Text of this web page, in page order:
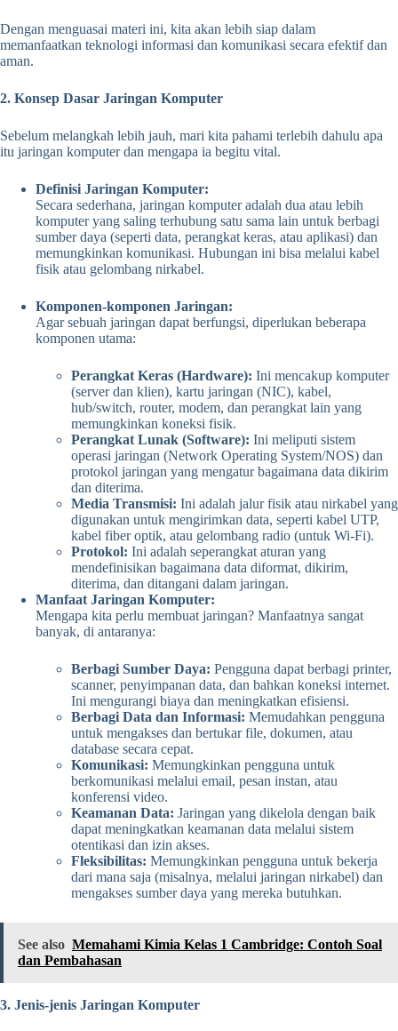
Dengan menguasai materi ini, kita akan lebih siap dalam
memanfaatkan teknologi informasi dan komunikasi secara efektif dan
aman.
2. Konsep Dasar Jaringan Komputer
Sebelum melangkah lebih jauh, mari kita pahami terlebih dahulu apa
itu jaringan komputer dan mengapa ia begitu vital.
Definisi Jaringan Komputer:
Secara sederhana, jaringan komputer adalah dua atau lebih
komputer yang saling terhubung satu sama lain untuk berbagi
sumber daya (seperti data, perangkat keras, atau aplikasi) dan
memungkinkan komunikasi. Hubungan ini bisa melalui kabel
fisik atau gelombang nirkabel.
Komponen-komponen Jaringan:
Agar sebuah jaringan dapat berfungsi, diperlukan beberapa
komponen utama:
Perangkat Keras (Hardware): Ini mencakup komputer
(server dan klien), kartu jaringan (NIC), kabel,
hub/switch, router, modem, dan perangkat lain yang
memungkinkan koneksi fisik.
Perangkat Lunak (Software): Ini meliputi sistem
operasi jaringan (Network Operating System/NOS) dan
protokol jaringan yang mengatur bagaimana data dikirim
dan diterima.
Media Transmisi: Ini adalah jalur fisik atau nirkabel yang
digunakan untuk mengirimkan data, seperti kabel UTP,
kabel fiber optik, atau gelombang radio (untuk Wi-Fi).
Protokol: Ini adalah seperangkat aturan yang
mendefinisikan bagaimana data diformat, dikirim,
diterima, dan ditangani dalam jaringan.
Manfaat Jaringan Komputer:
Mengapa kita perlu membuat jaringan? Manfaatnya sangat
banyak, di antaranya:
Berbagi Sumber Daya: Pengguna dapat berbagi printer,
scanner, penyimpanan data, dan bahkan koneksi internet.
Ini mengurangi biaya dan meningkatkan efisiensi.
Berbagi Data dan Informasi: Memudahkan pengguna
untuk mengakses dan bertukar file, dokumen, atau
database secara cepat.
Komunikasi: Memungkinkan pengguna untuk
berkomunikasi melalui email, pesan instan, atau
konferensi video.
Keamanan Data: Jaringan yang dikelola dengan baik
dapat meningkatkan keamanan data melalui sistem
otentikasi dan izin akses.
Fleksibilitas: Memungkinkan pengguna untuk bekerja
dari mana saja (misalnya, melalui jaringan nirkabel) dan
mengakses sumber daya yang mereka butuhkan.
See also Memahami Kimia Kelas 1 Cambridge: Contoh Soal
dan Pembahasan
3. Jenis-jenis Jaringan Komputer